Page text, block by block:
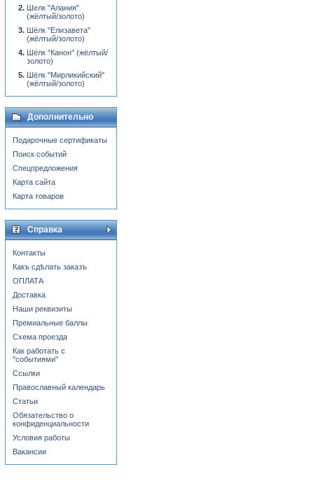
Шелк "Алания"
(жёлтый/золото)
Шёлк "Елизавета"
(жёлтый/золото)
Шёлк "Канон" (жёлтый/
золото)
Шёлк "Мирликийский"
(жёлтый/золото)
Дополнительно
Подарочные сертификаты
Поиск событий
Спецпредложения
Карта сайта
Карта товаров
Справка
Контакты
Какъ сдѣлать заказъ
ОПЛАТА
Доставка
Наши реквизиты
Премиальные баллы
Схема проезда
Как работать с
"событиями"
Ссылки
Православный календарь
Статьи
Обязательство о
конфиденциальности
Условия работы
Вакансии